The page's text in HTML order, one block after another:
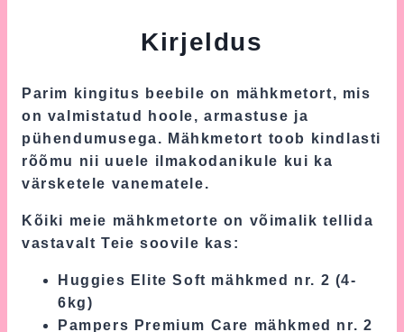
Kirjeldus
Parim kingitus beebile on mähkmetort, mis
on valmistatud hoole, armastuse ja
pühendumusega. Mähkmetort toob kindlasti
rõõmu nii uuele ilmakodanikule kui ka
värsketele vanematele.
Kõiki meie mähkmetorte on võimalik tellida
vastavalt Teie soovile kas:
Huggies Elite Soft mähkmed nr. 2 (4-
6kg)
Pampers Premium Care mähkmed nr. 2